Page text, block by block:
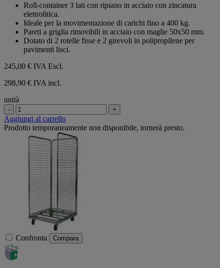
Roll-container 3 lati con ripiano in acciaio con zincatura
elettrolitica.
Ideale per la movimentazione di carichi fino a 400 kg.
Pareti a griglia rimovibili in acciaio con maglie 50x50 mm.
Dotato di 2 rotelle fisse e 2 girevoli in polipropilene per
pavimenti lisci.
245,00 € IVA Escl.
298,90 € IVA incl.
unità
- +
Aggiungi al carrello
Prodotto temporaneamente non disponibile, tornerà presto.
Confronta Compara